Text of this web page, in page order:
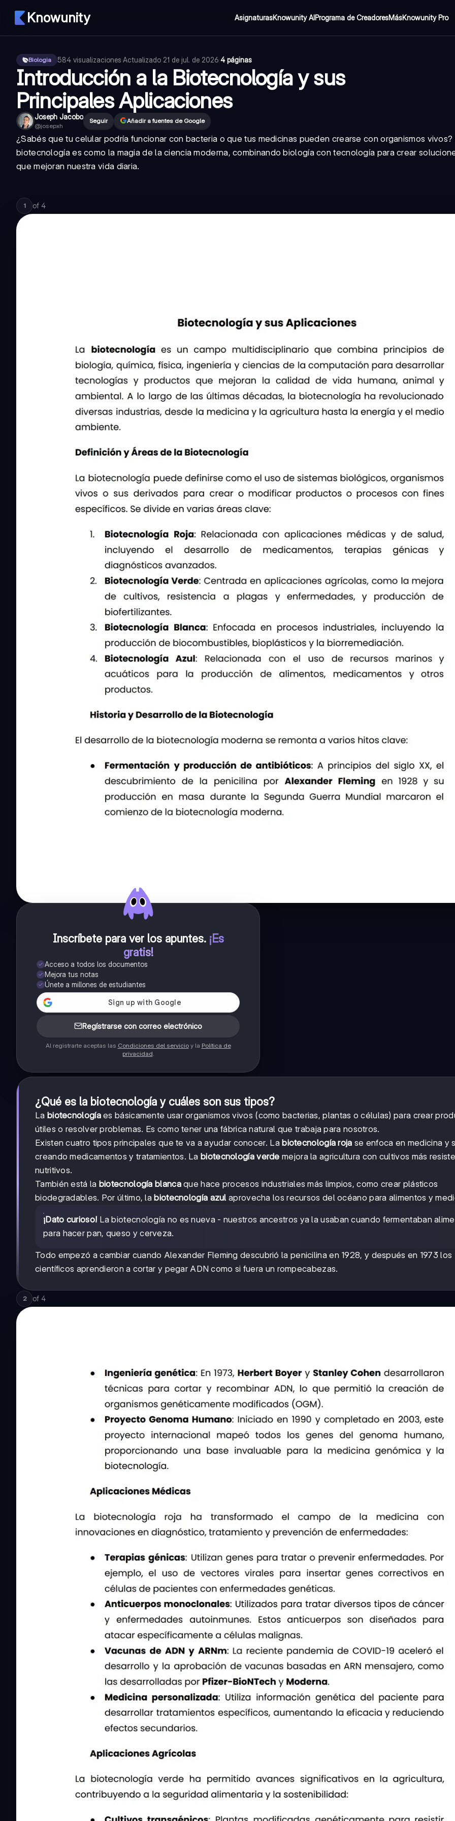
Knowunity AsignaturasKnowunity AIPrograma de CreadoresMásKnowunity Pro
Biologia 584 visualizaciones·Actualizado 21 de jul. de 2026·4 páginas
Introducción a la Biotecnología y sus
Principales Aplicaciones
Joseph Jacobo
@josepxh
Seguir Añadir a fuentes de Google
¿Sabés que tu celular podría funcionar con bacteria o que tus medicinas pueden crearse con organismos vivos?
biotecnología es como la magia de la ciencia moderna, combinando biología con tecnología para crear
que mejoran nuestra vida diaria.
1 of 4
Inscríbete para ver los apuntes. ¡Es
gratis!
Acceso a todos los documentos
Mejora tus notas
Únete a millones de estudiantes
Regístrarse con correo electrónico
Al registrarte aceptas las Condiciones del servicioy la Política de
privacidad
¿Qué es la biotecnología y cuáles son sus tipos?
La biotecnologíaes básicamente usar organismos vivos (como bacterias, plantas o células) para crear
útiles o resolver problemas. Es como tener una fábrica natural que trabaja para nosotros.
Existen cuatro tipos principales que te va a ayudar conocer. Labiotecnología roja se enfoca en medicina y
creando medicamentos y tratamientos. La biotecnología verde mejora la agricultura con cultivos más
nutritivos.
También está la biotecnología blancaque hace procesos industriales más limpios, como crear plásticos
biodegradables. Por último, labiotecnología azul aprovecha los recursos del océano para alimentos y
¡Dato curioso! La biotecnología no es nueva - nuestros ancestros ya la usaban cuando fermentaban
para hacer pan, queso y cerveza.
Todo empezó a cambiar cuando Alexander Fleming descubrió la penicilina en 1928, y después en 1973 los
científicos aprendieron a cortar y pegar ADN como si fuera un rompecabezas.
2 of 4